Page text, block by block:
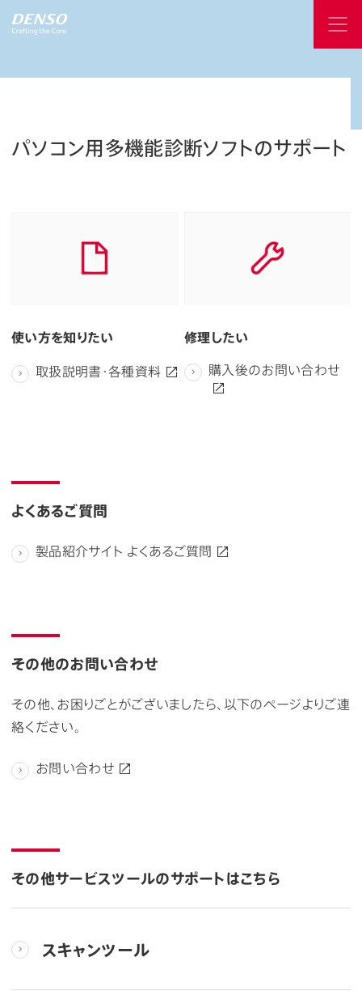
パソコン用多機能診断ソフトのサポート
使い方を知りたい
取扱説明書・各種資料
修理したい
購入後のお問い合わせ
よくあるご質問
製品紹介サイト よくあるご質問
その他のお問い合わせ
その他、お困りごとがございましたら、以下のページよりご連
絡ください。
お問い合わせ
その他サービスツールのサポートはこちら
スキャンツール